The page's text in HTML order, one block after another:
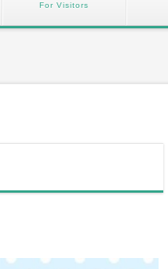
For Visitors